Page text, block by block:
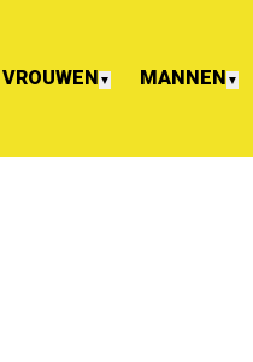
VROUWEN ▼ MANNEN ▼